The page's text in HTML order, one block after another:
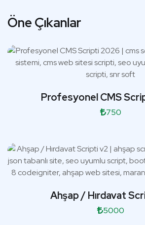
Öne Çıkanlar
Profesyonel CMS
750
Ahşap / Hırdavat
5000